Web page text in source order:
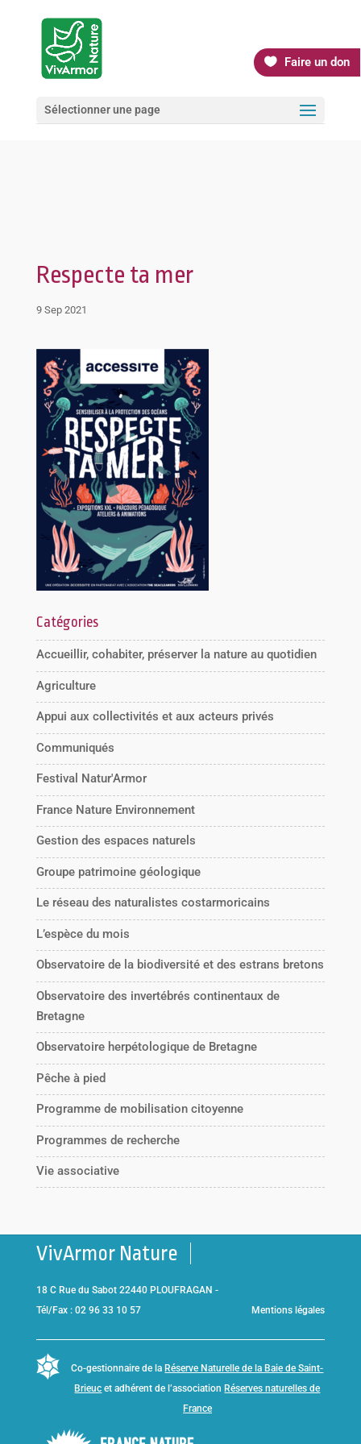
Faire un don
Sélectionner une page
Respecte ta mer
9 Sep 2021
Catégories
Accueillir, cohabiter, préserver la nature au quotidien
Agriculture
Appui aux collectivités et aux acteurs privés
Communiqués
Festival Natur'Armor
France Nature Environnement
Gestion des espaces naturels
Groupe patrimoine géologique
Le réseau des naturalistes costarmoricains
L’espèce du mois
Observatoire de la biodiversité et des estrans bretons
Observatoire des invertébrés continentaux de
Bretagne
Observatoire herpétologique de Bretagne
Pêche à pied
Programme de mobilisation citoyenne
Programmes de recherche
Vie associative
VivArmor Nature
18 C Rue du Sabot 22440 PLOUFRAGAN -
Tél/Fax : 02 96 33 10 57
Mentions légales
Co-gestionnaire de la Réserve Naturelle de la Baie de Saint-
Brieuc et adhérent de l’association Réserves naturelles de
France